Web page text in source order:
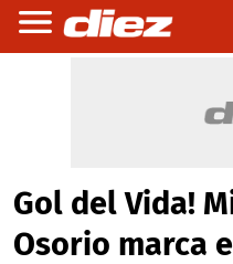
Gol del Vida!
Osorio marca